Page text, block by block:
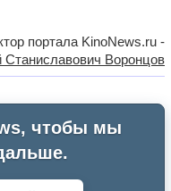
портала KinoNews.ru -
Станиславович Воронцов
чтобы мы